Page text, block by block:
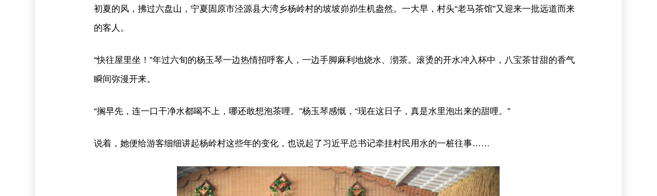
初夏的风，拂过六盘山，宁夏固原市泾源县大湾乡杨岭村的坡坡峁峁生机盎然。一大早，村头“老马茶馆”又迎来一批远道而来
的客人。
“快往屋里坐！”年过六旬的杨玉琴一边热情招呼客人，一边手脚麻利地烧水、沏茶。滚烫的开水冲入杯中，八宝茶甘甜的香气
瞬间弥漫开来。
“搁早先，连一口干净水都喝不上，哪还敢想泡茶哩。”杨玉琴感慨，“现在这日子，真是水里泡出来的甜哩。”
说着，她便给游客细细讲起杨岭村这些年的变化，也说起了习近平总书记牵挂村民用水的一桩往事……